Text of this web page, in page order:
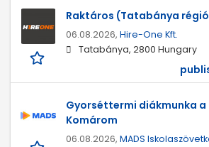
Raktáros (Tatabánya
06.08.2026, Hire-One Kft.
Tatabánya, 2800 Hungary
Gyorséttermi diákmunka a
Komárom
06.08.2026, MADS